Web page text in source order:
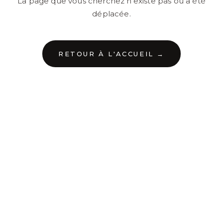
déplacée.
RETOUR À L'ACCUEIL →